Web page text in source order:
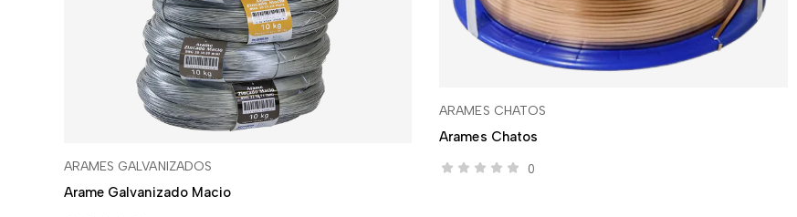
ARAMES GALVANIZADOS
Arame Galvanizado Macio
ARAMES CHATOS
Arames Chatos
0